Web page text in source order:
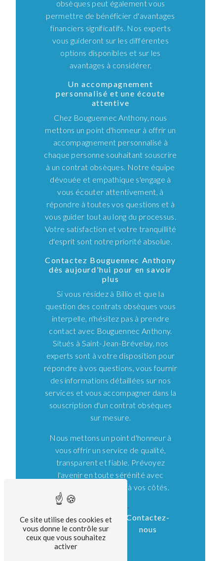
obsèques peut également vous
permettre de bénéficier d'avantages
financiers significatifs. Nos experts
vous guideront sur les différentes
options disponibles et sur les
avantages à considérer.
Un accompagnement
personnalisé et une écoute
attentive
Chez Bouguennec Anthony, nous
mettons un point d'honneur à offrir un
accompagnement personnalisé à
chaque personne souhaitant souscrire
à un contrat obsèques. Notre équipe
dévouée et empathique s'engage à
vous écouter attentivement, à
répondre à toutes vos questions et à
vous guider tout au long du processus.
Votre satisfaction et votre tranquillité
d'esprit sont notre priorité absolue.
Contactez Bouguennec Anthony
dès aujourd'hui pour en savoir
plus
Si vous résidez à Billio et que la
question des contrats obsèques vous
interpelle, n'hésitez pas à prendre
contact avec Bouguennec Anthony.
Situés à Saint-Jean-Brévelay, nos
experts sont à votre disposition pour
répondre à vos questions, vous fournir
des informations détaillées sur nos
services et vous accompagner dans la
souscription d'un contrat obsèques
sur mesure.
Nous mettons un point d'honneur à
vous offrir un service de qualité,
transparent et fiable. Prévoyez
l'avenir en toute sérénité avec
Bouguennec Anthony à vos côtés.
En savoir
plus
Contactez-
nous
Ce site utilise des cookies et
vous donne le contrôle sur
ceux que vous souhaitez
activer